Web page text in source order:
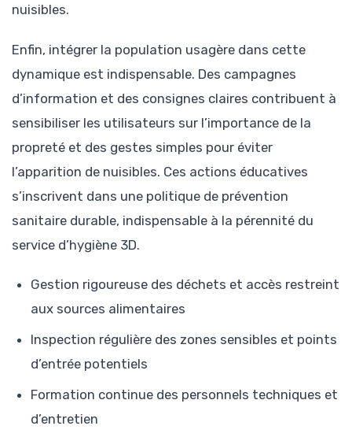
nuisibles.
Enfin, intégrer la population usagère dans cette
dynamique est indispensable. Des campagnes
d’information et des consignes claires contribuent à
sensibiliser les utilisateurs sur l’importance de la
propreté et des gestes simples pour éviter
l’apparition de nuisibles. Ces actions éducatives
s’inscrivent dans une politique de prévention
sanitaire durable, indispensable à la pérennité du
service d’hygiène 3D.
Gestion rigoureuse des déchets et accès restreint
aux sources alimentaires
Inspection régulière des zones sensibles et points
d’entrée potentiels
Formation continue des personnels techniques et
d’entretien